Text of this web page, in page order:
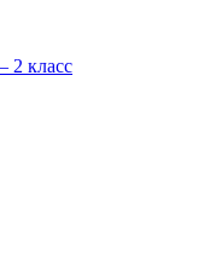
2 класс